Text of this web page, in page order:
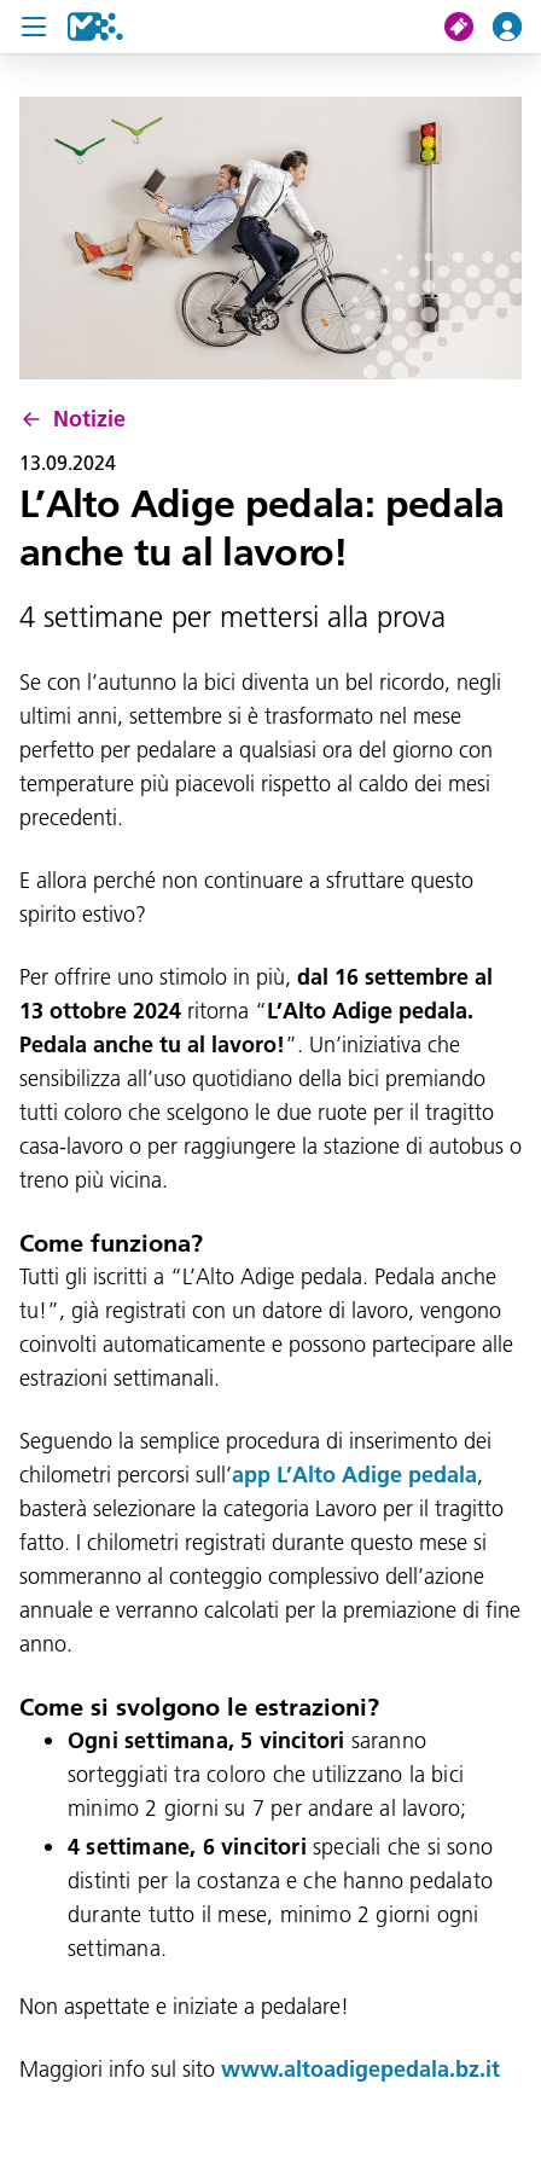
Cerca
Il mio viaggio
Ticket
Progetti
Assistenza e contatto
Lingua:
DEU
ITA LAD ENG
Service Desk:+39 0471 220880
Impressum Privacy e cookie policy
Notizie
13.09.2024
L’Alto Adige pedala: pedala
anche tu al lavoro!
4 settimane per mettersi alla prova
Se con l’autunno la bici diventa un bel ricordo, negli
ultimi anni, settembre si è trasformato nel mese
perfetto per pedalare a qualsiasi ora del giorno con
temperature più piacevoli rispetto al caldo dei mesi
precedenti.
E allora perché non continuare a sfruttare questo
spirito estivo?
Per offrire uno stimolo in più, dal 16 settembre al
13 ottobre 2024 ritorna “L’Alto Adige pedala.
Pedala anche tu al lavoro!”. Un’iniziativa che
sensibilizza all’uso quotidiano della bici premiando
tutti coloro che scelgono le due ruote per il tragitto
casa-lavoro o per raggiungere la stazione di autobus o
treno più vicina.
Come funziona?
Tutti gli iscritti a “L’Alto Adige pedala. Pedala anche
tu!”, già registrati con un datore di lavoro, vengono
coinvolti automaticamente e possono partecipare alle
estrazioni settimanali.
Seguendo la semplice procedura di inserimento dei
chilometri percorsi sull’app L’Alto Adige pedala,
basterà selezionare la categoria Lavoro per il tragitto
fatto. I chilometri registrati durante questo mese si
sommeranno al conteggio complessivo dell’azione
annuale e verranno calcolati per la premiazione di fine
anno.
Come si svolgono le estrazioni?
Ogni settimana, 5 vincitori saranno
sorteggiati tra coloro che utilizzano la bici
minimo 2 giorni su 7 per andare al lavoro;
4 settimane, 6 vincitori speciali che si sono
distinti per la costanza e che hanno pedalato
durante tutto il mese, minimo 2 giorni ogni
settimana.
Non aspettate e iniziate a pedalare!
Maggiori info sul sito www.altoadigepedala.bz.it